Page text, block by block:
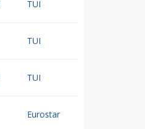
TUI
TUI
TUI
Eurostar